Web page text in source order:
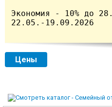
Экономия - 10% до
22.05.-19.09.2026
Цены